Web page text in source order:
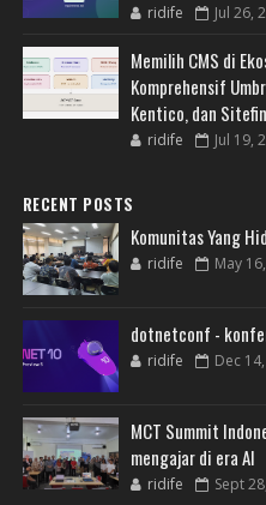
ridife Jul 26,
Memilih CMS di
Komprehensif
Kentico, dan
ridife Jul 19,
RECENT POSTS
Komunitas Yang
ridife May
dotnetconf -
ridife Dec
MCT Summit
mengajar di era AI
ridife Sept